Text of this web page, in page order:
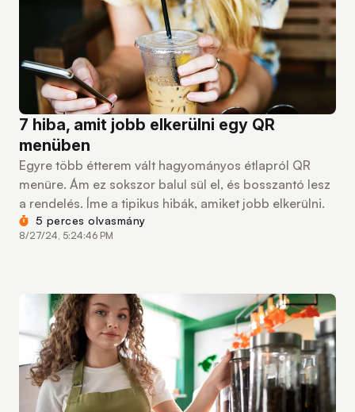
7 hiba, amit jobb elkerülni egy QR
menüben
Egyre több étterem vált hagyományos étlapról QR
menüre. Ám ez sokszor balul sül el, és bosszantó lesz
a rendelés. Íme a tipikus hibák, amiket jobb elkerülni.
5 perces olvasmány
8/27/24, 5:24:46 PM